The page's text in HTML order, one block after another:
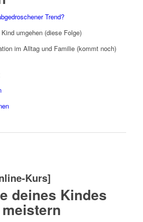
Trend?
umgehen (diese Folge)
im Alltag und Familie (kommt noch)
Kurs]
deines Kindes